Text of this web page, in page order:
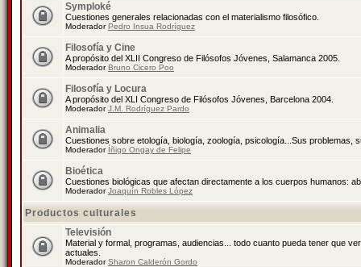
Symploké
Cuestiones generales relacionadas con el materialismo filosófico.
ModeradorPedro Insua Rodríguez
Filosofía y Cine
A propósito del XLII Congreso de Filósofos Jóvenes, Salamanca 2005.
ModeradorBruno Cicero Poo
Filosofía y Locura
A propósito del XLI Congreso de Filósofos Jóvenes, Barcelona 2004.
ModeradorJ.M. Rodríguez Pardo
Animalia
Cuestiones sobre etología, biología, zoología, psicología...Sus problemas,
Moderador Íñigo Ongay de Felipe
Bioética
Cuestiones biológicas que afectan directamente a los cuerpos humanos:
ModeradorJoaquín Robles López
Productos culturales
Televisión
Material y formal, programas, audiencias... todo cuanto pueda tener que
actuales.
ModeradorSharon Calderón Gordo